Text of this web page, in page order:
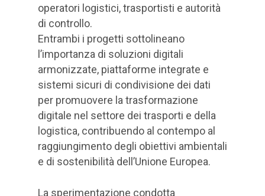
operatori logistici, trasportisti e autorità
di controllo.
Entrambi i progetti sottolineano
l’importanza di soluzioni digitali
armonizzate, piattaforme integrate e
sistemi sicuri di condivisione dei dati
per promuovere la trasformazione
digitale nel settore dei trasporti e della
logistica, contribuendo al contempo al
raggiungimento degli obiettivi ambientali
e di sostenibilità dell’Unione Europea.
La sperimentazione condotta